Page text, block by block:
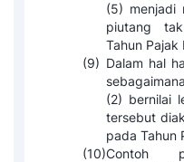
(5) menjadi
piutang
Tahun
(9) Dalam hal
(2) bernilai
tersebut
pada Tahun
(10)Contoh